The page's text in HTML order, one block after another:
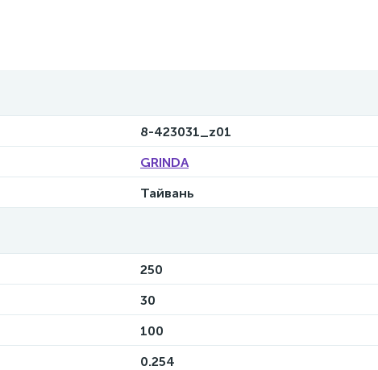
8-423031_z01
GRINDA
Тайвань
250
30
100
0.254